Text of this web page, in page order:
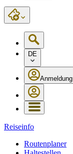
DE
Anmeldung
Reiseinfo
Routenplaner